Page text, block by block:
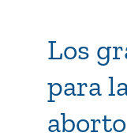
Los
para